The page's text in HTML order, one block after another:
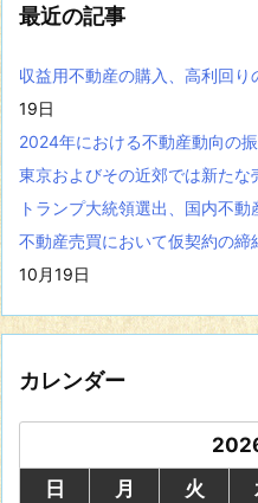
示
最近の記事
収益用不動産の購入、高利回
19日
2024年における不動産動向の
東京およびその近郊では新たな
トランプ大統領選出、国内不
不動産売買において仮契約の締
10月19日
カレンダー
日
月 火